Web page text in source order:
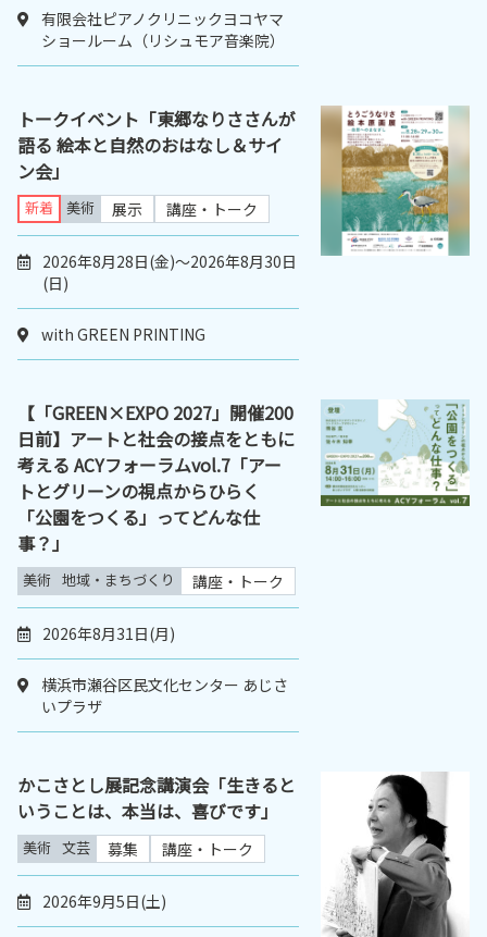
有限会社ピアノクリニックヨコヤマ
ショールーム（リシュモア音楽院）
トークイベント「東郷なりささんが
語る 絵本と自然のおはなし＆サイ
ン会」
新着 美術 展示 講座・トーク
2026年8月28日(金)～2026年8月30日
(日)
with GREEN PRINTING
【「GREEN×EXPO 2027」開催200
日前】アートと社会の接点をともに
考える ACYフォーラムvol.7「アー
トとグリーンの視点からひらく
「公園をつくる」ってどんな仕
事？」
美術 地域・まちづくり 講座・トーク
2026年8月31日(月)
横浜市瀬谷区民文化センター あじさ
いプラザ
かこさとし展記念講演会「生きると
いうことは、本当は、喜びです」
美術 文芸 募集 講座・トーク
2026年9月5日(土)